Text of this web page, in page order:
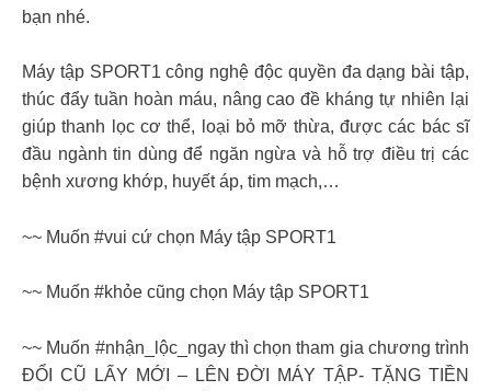
bạn nhé.
Máy tập SPORT1 công nghệ độc quyền đa dạng bài tập,
thúc đẩy tuần hoàn máu, nâng cao đề kháng tự nhiên lại
giúp thanh lọc cơ thể, loại bỏ mỡ thừa, được các bác sĩ
đầu ngành tin dùng để ngăn ngừa và hỗ trợ điều trị các
bệnh xương khớp, huyết áp, tim mạch,…
~~ Muốn #vui cứ chọn Máy tập SPORT1
~~ Muốn #khỏe cũng chọn Máy tập SPORT1
~~ Muốn #nhận_lộc_ngay thì chọn tham gia chương trình
ĐỔI CŨ LẤY MỚI – LÊN ĐỜI MÁY TẬP- TẶNG TIỀN